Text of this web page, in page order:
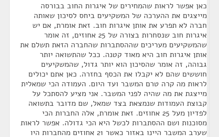
כאן אפשר לראות שהמחירים של איגרות החוב בבורסה
מייצגים את ההערכה של המשקיעים ביחס לסיכון שאותה
חברה לא תפרע את אותן איגרות חוב. זאת אומרת, אם יש
איגרות חוב שנסחרות בצורה של 25 אחוזים, זה אומר
שהמשקיעים מעריכים שההסתברות שהחברה הזאת תשלם את
אותן איגרות חוב היא מאוד קטנה. ככל שהתשואה יותר
גבוהה, זה אומר שהסיכון הוא יותר גדול, שהמשקיעים
חוששים שהם לא יקבלו את הכסף בחזרה. כאן אתם יכולים
לראות מה קרה טרם המשבר ועד היום. העמודה הכי שמאלית
מייצגת את מה שהיה לפני המשבר. אני מציע להסתכל על
קבוצת העמודות שנמצאת בצד שמאל, שם מדובר בתשואה
לפדיון מעל 25 אחוזים. זאת אומרת, אלה החברות הכי
מסוכנות ושם ההסתברות לכשל היא הכי גדולה. אפשר לראות
שערב המשבר היינו באזור כאשר 21 אחוזים מהחברות היו